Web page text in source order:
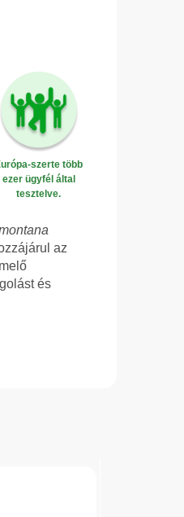
szerte több
ezer ügyfél által
tesztelve.
az
és